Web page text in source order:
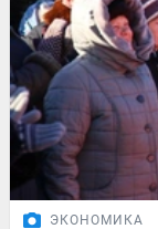
ЭКОНОМИКА